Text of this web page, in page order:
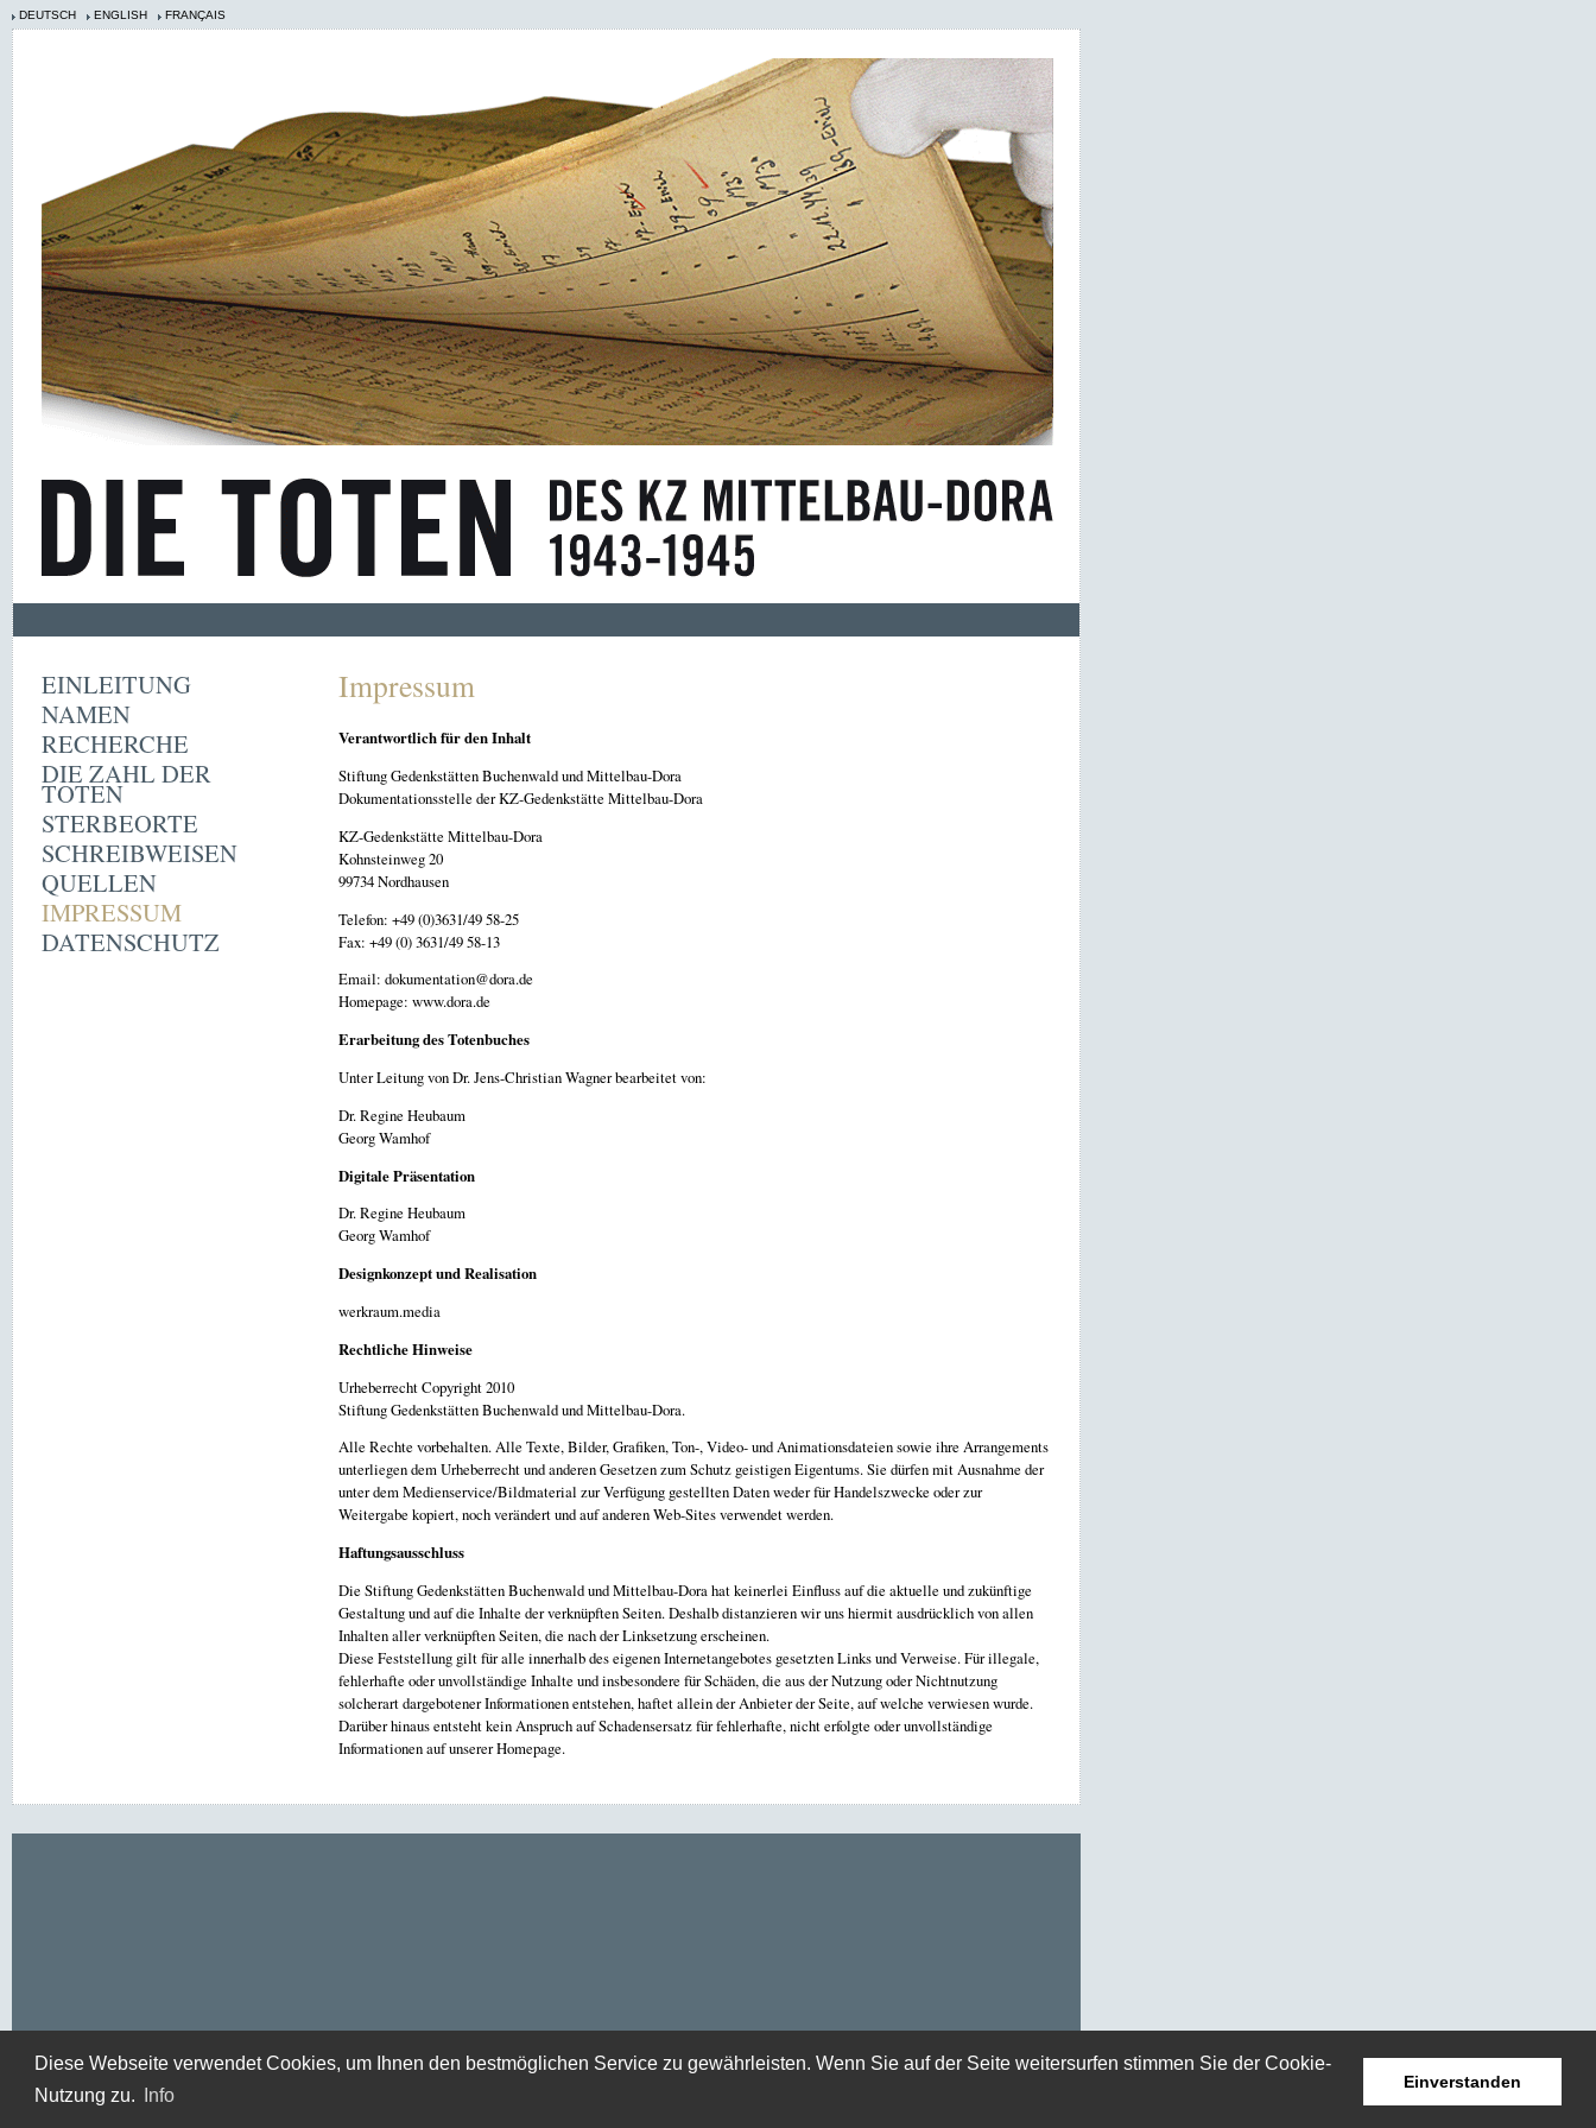
Diese Webseite verwendet Cookies, um Ihnen den bestmöglichen Service zu gewährleisten. Wenn Sie auf der Seite weitersurfen stimmen Sie der Cookie-
Nutzung zu.
Info
Einverstanden
DEUTSCH ENGLISH FRANÇAIS
EINLEITUNG
NAMEN
RECHERCHE
DIE ZAHL DER
TOTEN
STERBEORTE
SCHREIBWEISEN
QUELLEN
IMPRESSUM
DATENSCHUTZ
Impressum
Verantwortlich für den Inhalt
Stiftung Gedenkstätten Buchenwald und Mittelbau-Dora
Dokumentationsstelle der KZ-Gedenkstätte Mittelbau-Dora
KZ-Gedenkstätte Mittelbau-Dora
Kohnsteinweg 20
99734 Nordhausen
Telefon: +49 (0)3631/49 58-25
Fax: +49 (0) 3631/49 58-13
Email: dokumentation@dora.de
Homepage: www.dora.de
Erarbeitung des Totenbuches
Unter Leitung von Dr. Jens-Christian Wagner bearbeitet von:
Dr. Regine Heubaum
Georg Wamhof
Digitale Präsentation
Dr. Regine Heubaum
Georg Wamhof
Designkonzept und Realisation
werkraum.media
Rechtliche Hinweise
Urheberrecht Copyright 2010
Stiftung Gedenkstätten Buchenwald und Mittelbau-Dora.
Alle Rechte vorbehalten. Alle Texte, Bilder, Grafiken, Ton-, Video- und Animationsdateien sowie ihre Arrangements
unterliegen dem Urheberrecht und anderen Gesetzen zum Schutz geistigen Eigentums. Sie dürfen mit Ausnahme der
unter dem Medienservice/Bildmaterial zur Verfügung gestellten Daten weder für Handelszwecke oder zur
Weitergabe kopiert, noch verändert und auf anderen Web-Sites verwendet werden.
Haftungsausschluss
Die Stiftung Gedenkstätten Buchenwald und Mittelbau-Dora hat keinerlei Einfluss auf die aktuelle und zukünftige
Gestaltung und auf die Inhalte der verknüpften Seiten. Deshalb distanzieren wir uns hiermit ausdrücklich von allen
Inhalten aller verknüpften Seiten, die nach der Linksetzung erscheinen.
Diese Feststellung gilt für alle innerhalb des eigenen Internetangebotes gesetzten Links und Verweise. Für illegale,
fehlerhafte oder unvollständige Inhalte und insbesondere für Schäden, die aus der Nutzung oder Nichtnutzung
solcherart dargebotener Informationen entstehen, haftet allein der Anbieter der Seite, auf welche verwiesen wurde.
Darüber hinaus entsteht kein Anspruch auf Schadensersatz für fehlerhafte, nicht erfolgte oder unvollständige
Informationen auf unserer Homepage.